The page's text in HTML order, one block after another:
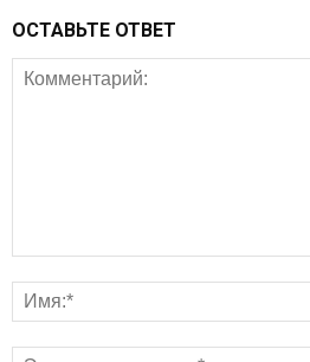
ОСТАВЬТЕ ОТВЕТ